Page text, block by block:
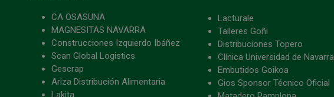
CA OSASUNA
MAGNESITAS NAVARRA
Construcciones Izquierdo Ibáñez
Scan Global Logistics
Gescrap
Ariza Distribución Alimentaria
Lakita
Lacturale
Talleres Goñi
Distribuciones Topero
Clínica Universidad de Navarra
Embutidos Goikoa
Gios Sponsor Técnico Oficial